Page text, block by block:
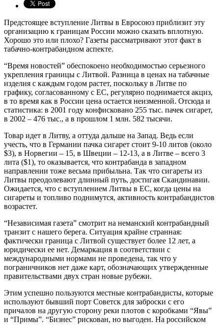
Предстоящее вступление Литвы в Евросоюз приблизит эту
организацию к границам России можно сказать вплотную.
Хорошо это или плохо? Газеты рассматривают этот факт в
табачно-контрабандном аспекте.
“Время новостей” обеспокоено необходимостью серьезного
укрепления границы с Литвой. Разница в ценах на табачные
изделия с каждым годом растет, поскольку в Литве по
графику, согласованному с ЕС, регулярно поднимается акциз,
в то время как в России цена остается неизменной. Отсюда и
статистика: в 2001 году конфисковано 255 тыс. пачек сигарет,
в 2002 – 476 тыс., а в прошлом 1 млн. 582 тысячи.
Товар идет в Литву, а оттуда дальше на Запад. Ведь если
учесть, что в Германии пачка сигарет стоит 9-10 литов (около
$3), в Норвегии – 15, в Швеции – 12-13, а в Литве – всего 3
лита ($1), то оказывается, что контрабанда в западном
направлении тоже весьма прибыльна. Так что сигареты из
Литвы преодолевают длинный путь, достигая Скандинавии.
Ожидается, что с вступлением Литвы в ЕС, когда цены на
сигареты и топливо поднимутся, активность контрабандистов
возрастет.
“Независимая газета” смотрит на неманский контрабандный
транзит с нашего берега. Ситуация крайне странная:
фактически граница с Литвой существует более 12 лет, а
юридически ее нет. Демаркация в соответствии с
международными нормами не проведена, так что у
пограничников нет даже карт, обозначающих утвержденные
правительствами двух стран новые рубежи.
Этим успешно пользуются местные контрабандисты, которые
используют бывший порт Советск для заброски с его
причалов на другую сторону реки плотов с коробками “Явы”
и “Примы”. “Бизнес” рискован, но выгоден. На российском